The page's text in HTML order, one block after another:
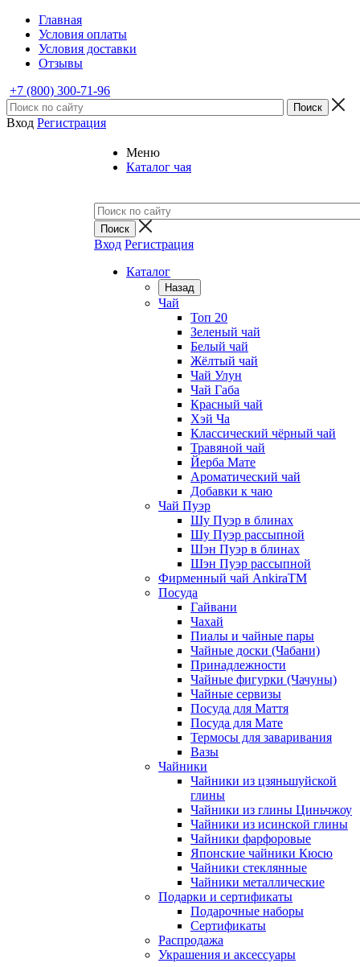
Главная
Условия оплаты
Условия доставки
Отзывы
+7 (800) 300-71-96
Вход Регистрация
Меню
Каталог чая
Вход Регистрация
Каталог
Назад
Чай
Топ 20
Зеленый чай
Белый чай
Жёлтый чай
Чай Улун
Чай Габа
Красный чай
Хэй Ча
Классический чёрный чай
Травяной чай
Йерба Мате
Ароматический чай
Добавки к чаю
Чай Пуэр
Шу Пуэр в блинах
Шу Пуэр рассыпной
Шэн Пуэр в блинах
Шэн Пуэр рассыпной
Фирменный чай AnkiraTM
Посуда
Гайвани
Чахай
Пиалы и чайные пары
Чайные доски (Чабани)
Принадлежности
Чайные фигурки (Чачуны)
Чайные сервизы
Посуда для Маття
Посуда для Мате
Термосы для заваривания
Вазы
Чайники
Чайники из цзяньшуйской
глины
Чайники из глины Циньчжоу
Чайники из исинской глины
Чайники фарфоровые
Японские чайники Кюсю
Чайники стеклянные
Чайники металлические
Подарки и сертификаты
Подарочные наборы
Сертификаты
Распродажа
Украшения и аксессуары